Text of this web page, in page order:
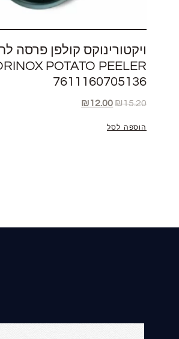
ויקטורינוקס קולפן פרסה
POTATO PEELER
7611160705136
₪15.20
₪12.00
הוספה לסל